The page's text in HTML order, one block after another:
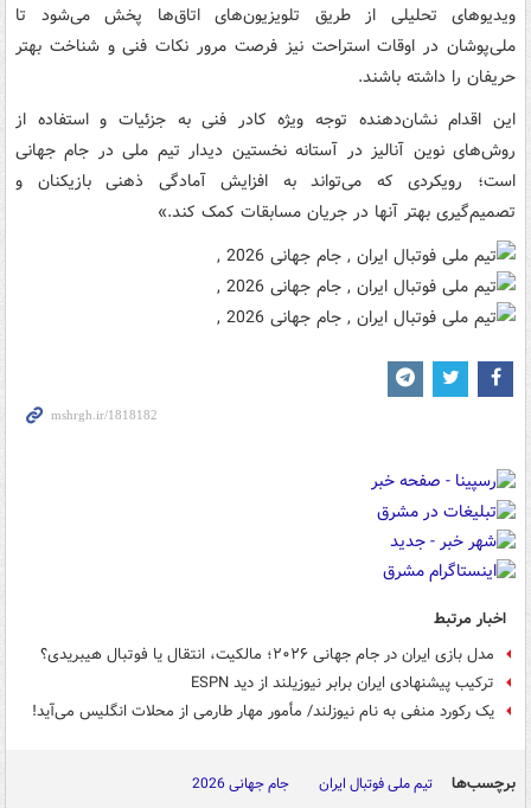
ویدیوهای تحلیلی از طریق تلویزیون‌های اتاق‌ها پخش می‌شود تا
ملی‌پوشان در اوقات استراحت نیز فرصت مرور نکات فنی و شناخت بهتر
حریفان را داشته باشند.
این اقدام نشان‌دهنده توجه ویژه کادر فنی به جزئیات و استفاده از
روش‌های نوین آنالیز در آستانه نخستین دیدار تیم ملی در جام جهانی
است؛ رویکردی که می‌تواند به افزایش آمادگی ذهنی بازیکنان و
تصمیم‌گیری بهتر آنها در جریان مسابقات کمک کند.»
اخبار مرتبط
مدل بازی ایران در جام جهانی ۲۰۲۶؛ مالکیت، انتقال یا فوتبال هیبریدی؟
ترکیب پیشنهادی ایران برابر نیوزیلند از دید ESPN
یک رکورد منفی به نام نیوزلند/ مأمور مهار طارمی از محلات انگلیس می‌آید!
برچسب‌ها تیم ملی فوتبال ایران جام جهانی 2026